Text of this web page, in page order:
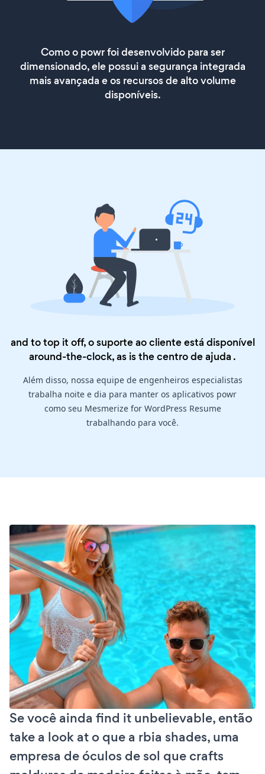
Como o powr foi desenvolvido para ser
dimensionado, ele possui a segurança integrada
mais avançada e os recursos de alto volume
disponíveis.
and to top it off, o suporte ao cliente está disponível
around-the-clock, as is thecentro de ajuda .
Além disso, nossa equipe de engenheiros especialistas
trabalha noite e dia para manter os aplicativos powr
como seu Mesmerize for WordPress Resume
trabalhando para você.
Se você ainda find it unbelievable, então
take a look at o que a rbia shades, uma
empresa de óculos de sol que crafts